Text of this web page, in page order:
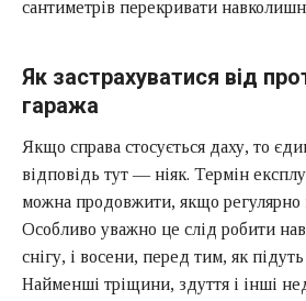
сантиметрів перекривати
Як застрахуватися від
гаража
Якщо справа стосується даху, то
відповідь тут — ніяк. Термін
можна продовжити, якщо регулярно
Особливо уважно це слід робити
снігу, і восени, перед тим, як
Найменші тріщини, здуття і інші